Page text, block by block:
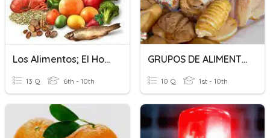
Los Alimentos; El Horario / Conversación
13 Q 6th - 10th
GRUPOS DE ALIMENTOS
10 Q 1st - 10th